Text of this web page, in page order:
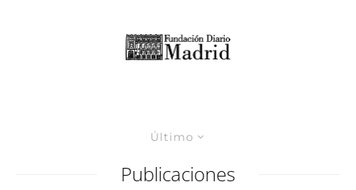
Último
Publicaciones